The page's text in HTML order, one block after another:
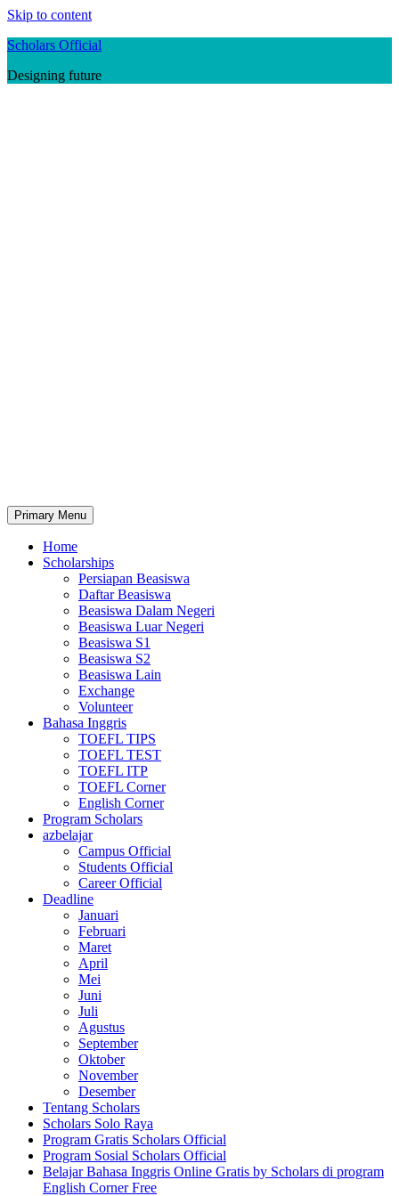
Skip to content
Scholars Official
Designing future
Primary Menu
Home
Scholarships
Persiapan Beasiswa
Daftar Beasiswa
Beasiswa Dalam Negeri
Beasiswa Luar Negeri
Beasiswa S1
Beasiswa S2
Beasiswa Lain
Exchange
Volunteer
Bahasa Inggris
TOEFL TIPS
TOEFL TEST
TOEFL ITP
TOEFL Corner
English Corner
Program Scholars
azbelajar
Campus Official
Students Official
Career Official
Deadline
Januari
Februari
Maret
April
Mei
Juni
Juli
Agustus
September
Oktober
November
Desember
Tentang Scholars
Scholars Solo Raya
Program Gratis Scholars Official
Program Sosial Scholars Official
Belajar Bahasa Inggris Online Gratis by Scholars di program
English Corner Free